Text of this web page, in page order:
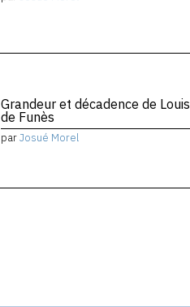
Grandeur et décadence de Louis
de Funès
parJosué Morel